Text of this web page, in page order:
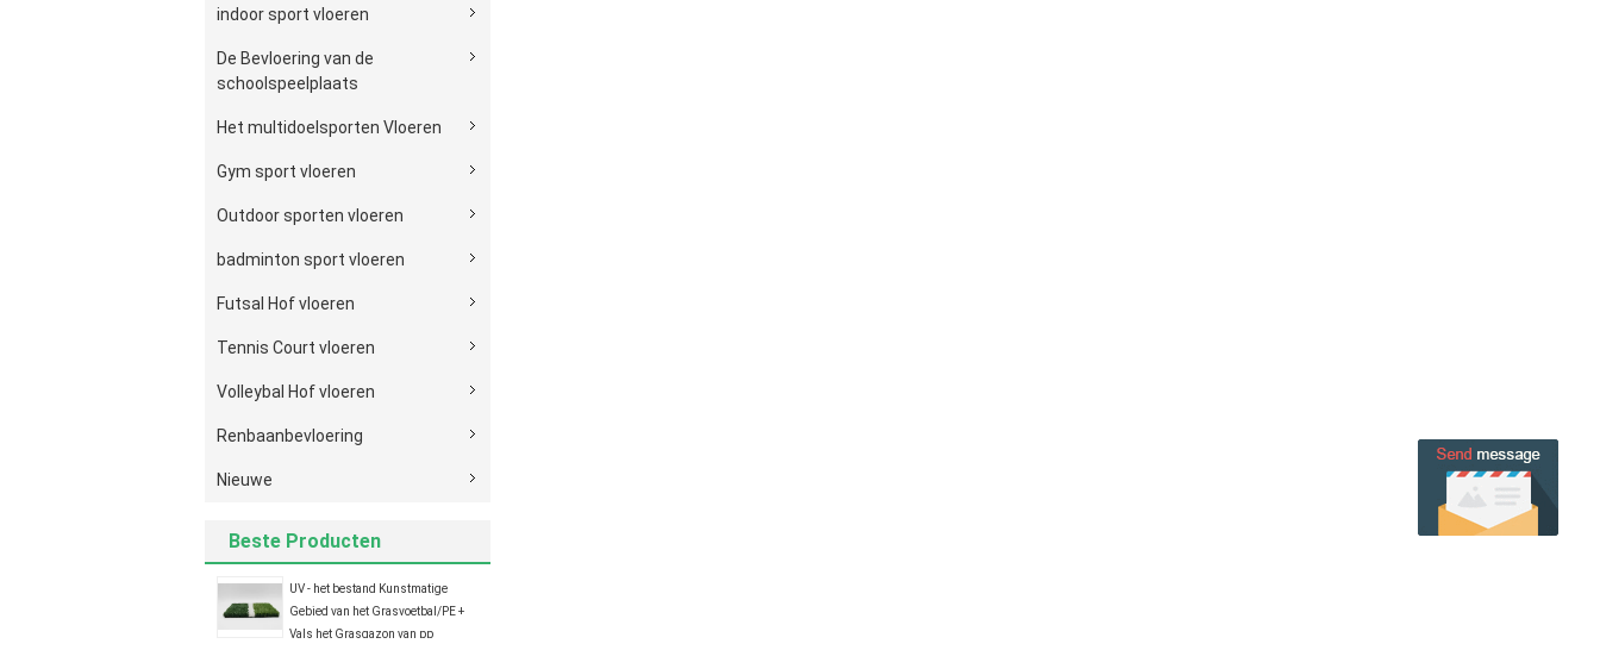
indoor sport vloeren
De Bevloering van de
schoolspeelplaats
Het multidoelsporten Vloeren
Gym sport vloeren
Outdoor sporten vloeren
badminton sport vloeren
Futsal Hof vloeren
Tennis Court vloeren
Volleybal Hof vloeren
Renbaanbevloering
Nieuwe
Beste Producten
UV - het bestand Kunstmatige
Gebied van het Grasvoetbal/PE +
Vals het Grasgazon van pp